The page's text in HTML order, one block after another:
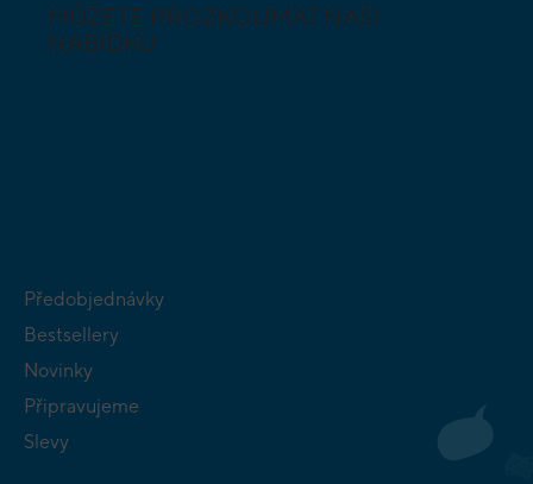
MŮŽETE PROZKOUMAT NAŠI
NABÍDKU
Předobjednávky
Bestsellery
Novinky
Připravujeme
Slevy